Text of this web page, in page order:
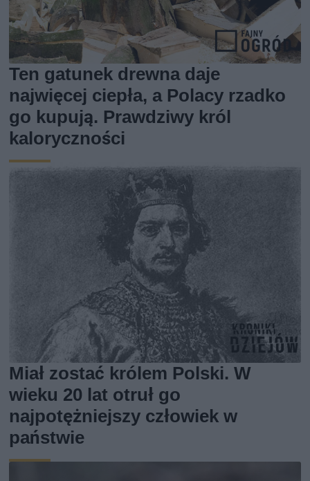
Ten gatunek drewna daje
najwięcej ciepła, a Polacy rzadko
go kupują. Prawdziwy król
kaloryczności
Miał zostać królem Polski. W
wieku 20 lat otruł go
najpotężniejszy człowiek w
państwie